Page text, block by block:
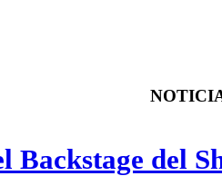
Backstage del